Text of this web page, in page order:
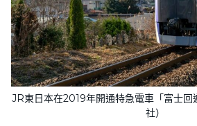
JR東日本在2019年開通特急電車「富士回
社）